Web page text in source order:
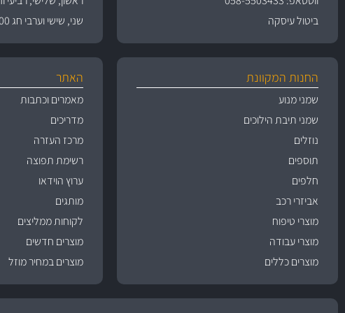
ביטול עיסקה
שני, שישי וערבי חג 09:00 עד 15:00
החנות המקוונת
שמני מנוע
שמני תיבת הילוכים
נוזלים
תוספים
חלפים
אביזרי רכב
מוצרי טיפוח
מוצרי עבודה
מוצרים כללים
האתר
מאמרים וכתבות
מדריכים
מרכז העזרה
רשימת תפוצה
ערוץ הוידאו
מותגים
לקוחות ממליצים
מוצרים חדשים
מוצרים במחיר מוזל